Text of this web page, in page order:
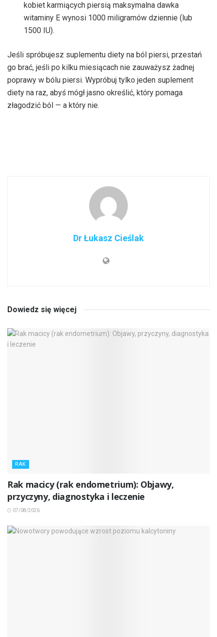
kobiet karmiących piersią maksymalna dawka
witaminy E wynosi 1000 miligramów dziennie (lub
1500 IU).
Jeśli spróbujesz suplementu diety na ból piersi, przestań
go brać, jeśli po kilku miesiącach nie zauważysz żadnej
poprawy w bólu piersi. Wypróbuj tylko jeden suplement
diety na raz, abyś mógł jasno określić, który pomaga
złagodzić ból — a który nie.
Dr Łukasz Cieślak
Dowiedz się więcej
RAK
Rak macicy (rak endometrium): Objawy,
przyczyny, diagnostyka i leczenie
07/08/2026